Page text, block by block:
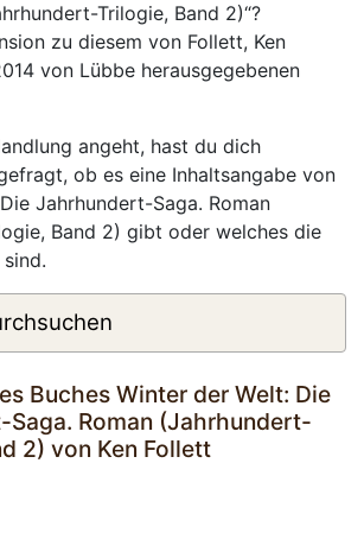
Trilogie, Band 2)“?
zu diesem von Follett, Ken
von Lübbe herausgegebenen
angeht, hast du dich
ob es eine Inhaltsangabe von
Jahrhundert-Saga. Roman
Band 2) gibt oder welches die
Buches Winter der Welt: Die
Roman (Jahrhundert-
2) von Ken Follett